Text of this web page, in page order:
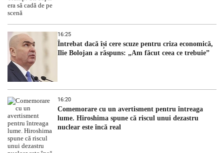
16:25
Întrebat dacă își cere scuze pentru criza economică,
Ilie Bolojan a răspuns: „Am făcut ceea ce trebuie”
16:20
Comemorare cu un avertisment pentru întreaga
lume. Hiroshima spune că riscul unui dezastru
nuclear este încă real